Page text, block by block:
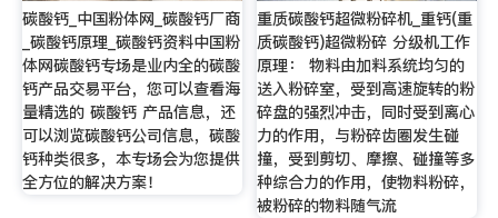
碳酸钙_中国粉体网_碳酸钙厂商
_碳酸钙原理_碳酸钙资料中国粉
体网碳酸钙专场是业内全的碳酸
钙产品交易平台，您可以查看海
量精选的 碳酸钙 产品信息，还
可以浏览碳酸钙公司信息，碳酸
钙种类很多，本专场会为您提供
全方位的解决方案！
重质碳酸钙超微粉碎机_重钙(重
质碳酸钙)超微粉碎 分级机工作
原理： 物料由加料系统均匀的
送入粉碎室，受到高速旋转的粉
碎盘的强烈冲击，同时受到离心
力的作用，与粉碎齿圈发生碰
撞，受到剪切、摩擦、碰撞等多
种综合力的作用，使物料粉碎，
被粉碎的物料随气流